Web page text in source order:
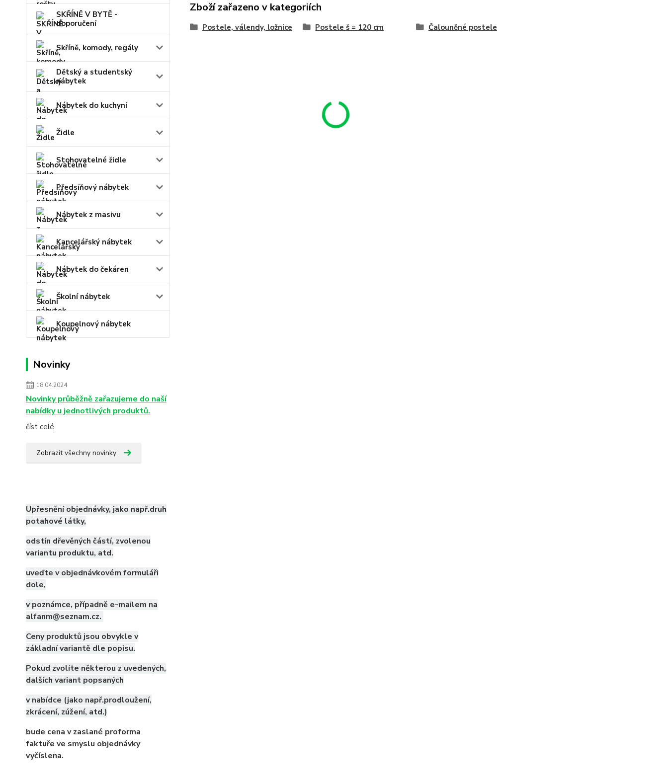
SKŘÍNĚ V BYTĚ -
doporučení
Skříně, komody, regály
Dětský a studentský
nábytek
Nábytek do kuchyní
Židle
Stohovatelné židle
Předsíňový nábytek
Nábytek z masivu
Kancelářský nábytek
Nábytek do čekáren
Školní nábytek
Koupelnový nábytek
Novinky
18.04.2024
Novinky průběžně zařazujeme do naší
nabídky u jednotlivých produktů.
číst celé
Zobrazit všechny novinky
Upřesnění objednávky, jako např.druh
potahové látky,
odstín dřevěných částí, zvolenou
variantu produktu, atd.
uveďte v objednávkovém formuláři
dole,
v poznámce, případně e-mailem na
alfanm@seznam.cz.
Ceny produktů jsou obvykle v
základní variantě dle popisu.
Pokud zvolíte některou z uvedených,
dalších variant popsaných
v nabídce (jako např.prodloužení,
zkrácení, zúžení, atd.)
bude cena v zaslané proforma
faktuře ve smyslu objednávky
vyčíslena.
Zboží zařazeno v kategoriích
Postele, válendy, ložnice Postele š = 120 cm Čalouněné postele